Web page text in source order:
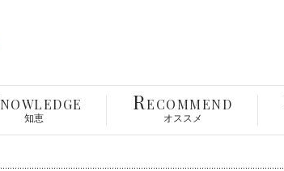
NOWLEDGE
知恵
RECOMMEND
オススメ